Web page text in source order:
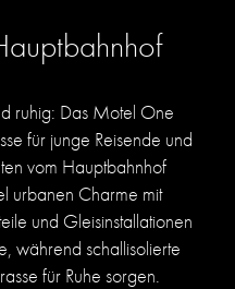
ruhig: Das Motel One
für junge Reisende und
vom Hauptbahnhof
urbanen Charme mit
und Gleisinstallationen
während schallisolierte
für Ruhe sorgen.